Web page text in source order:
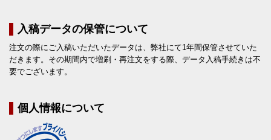
入稿データの保管について
注文の際にご入稿いただいたデータは、弊社にて1年間保管させていた
だきます。その期間内で増刷・再注文をする際、データ入稿手続きは不
要でございます。
個人情報について